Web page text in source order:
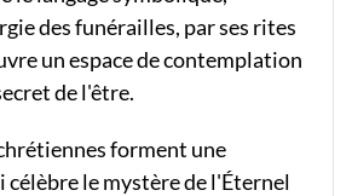
des funérailles, par ses rites
un espace de contemplation
de l'être.
forment une
célèbre le mystère de l'Éternel